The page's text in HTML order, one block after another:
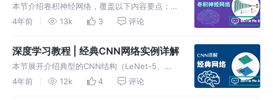
本节介绍卷积神经网络，覆盖以下内容要点：卷
积计算、填充，卷积神经网络单层结构，池化层
势。
4年前 13k 3 评论
深度学习教程 | 经典CNN网络实例详解
本节展开介绍典型的CNN结构（LeNet-5、
AlexNet、VGG），以及 ResNet(Residual
4年前 12k 4 评论